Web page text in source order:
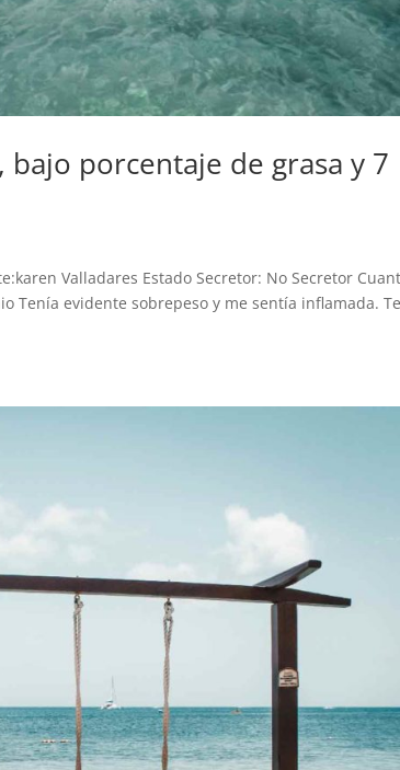
porcentaje de grasa y 7
Valladares Estado Secretor: No Secretor
Tenía evidente sobrepeso y me sentía inflamada.